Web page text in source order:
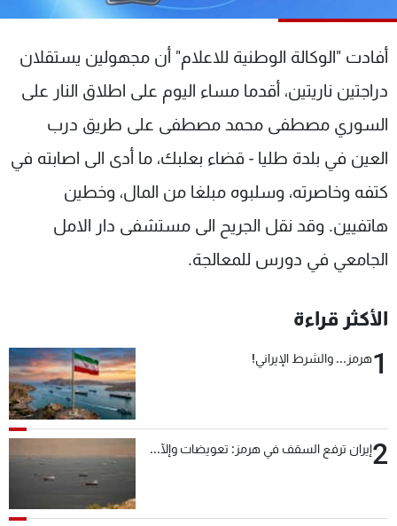
أفادت "الوكالة الوطنية للاعلام" أن مجهولين يستقلان
دراجتين ناريتين، أقدما مساء اليوم على اطلاق النار على
السوري مصطفى محمد مصطفى على طريق درب
العين في بلدة طليا - قضاء بعلبك، ما أدى الى اصابته في
كتفه وخاصرته، وسلبوه مبلغا من المال، وخطين
هاتفيين. وقد نقل الجريح الى مستشفى دار الامل
الجامعي في دورس للمعالجة.
الأكثر قراءة
1هرمز... والشرط الإيراني!
2إيران ترفع السقف في هرمز: تعويضات وإلّا...
شاهد البرامج
الترددات
عن MTV
الإنـتـاج
لاعلاناتكم
وظائف
تواصل معنا
شروط الإسـتخدام
سياسة الخصوصية